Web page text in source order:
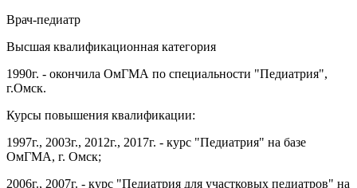
Врач-педиатр
Высшая квалификационная категория
1990г. - окончила ОмГМА по специальности "Педиатрия",
г.Омск.
Курсы повышения квалификации:
1997г., 2003г., 2012г., 2017г. - курс "Педиатрия" на базе
ОмГМА, г. Омск;
2006г., 2007г. - курс "Педиатрия для участковых педиатров" на